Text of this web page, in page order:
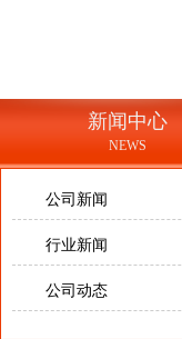
新闻中心
NEWS
公司新闻
行业新闻
公司动态